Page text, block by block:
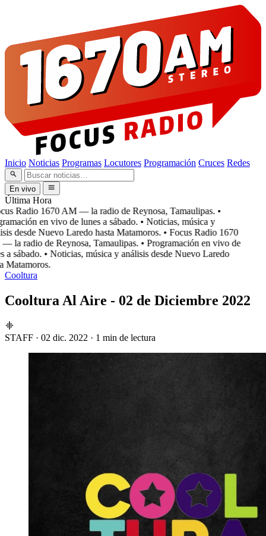
Inicio Noticias Programas Locutores Programación Cruces Redes
En vivo
Última Hora
Radio 1670 AM — la radio de Reynosa, Tamaulipas. •
en vivo de lunes a sábado. • Noticias, música y
desde Nuevo Laredo hasta Matamoros. • Focus Radio 1670
la radio de Reynosa, Tamaulipas. • Programación en vivo de
a sábado. • Noticias, música y análisis desde Nuevo Laredo
Matamoros.
Cooltura
Cooltura Al Aire - 02 de Diciembre 2022
STAFF · 02 dic. 2022 · 1 min de lectura